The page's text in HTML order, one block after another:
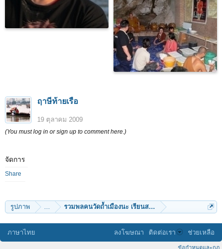
ฤาษีท้ายเรือ
19 ตุลาคม 2009
(You must log in or sign up to comment here.)
จัดการ
Share
รูปภาพ ... รวมพลคนวัดถ้ำเมืองนะ เรียนสร้างพระกับ หลวงตาม้า
ภาษาไทย ลงโฆษณา ติดต่อเรา ช่วยเหลือ
ข้อกำหนดและกฎ